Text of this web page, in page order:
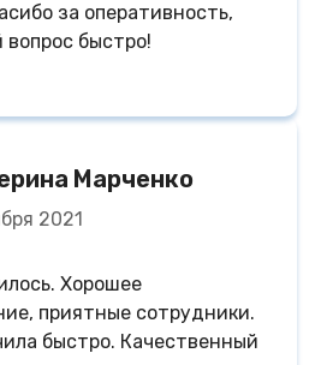
за оперативность,
быстро!
Марченко
2021
Хорошее
приятные сотрудники.
быстро. Качественный